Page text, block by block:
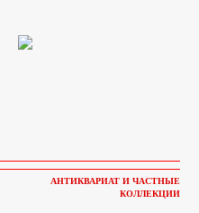
АНТИКВАРИАТ И ЧАСТНЫЕ
КОЛЛЕКЦИИ